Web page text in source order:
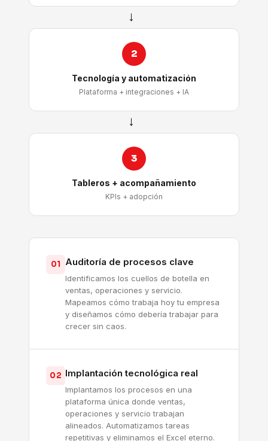
→
2
Tecnología y automatización
Plataforma + integraciones + IA
→
3
Tableros + acompañamiento
KPIs + adopción
01 Auditoría de procesos clave
Identificamos los cuellos de botella en
ventas, operaciones y servicio.
Mapeamos cómo trabaja hoy tu empresa
y diseñamos cómo debería trabajar para
crecer sin caos.
02 Implantación tecnológica real
Implantamos los procesos en una
plataforma única donde ventas,
operaciones y servicio trabajan
alineados. Automatizamos tareas
repetitivas y eliminamos el Excel eterno.